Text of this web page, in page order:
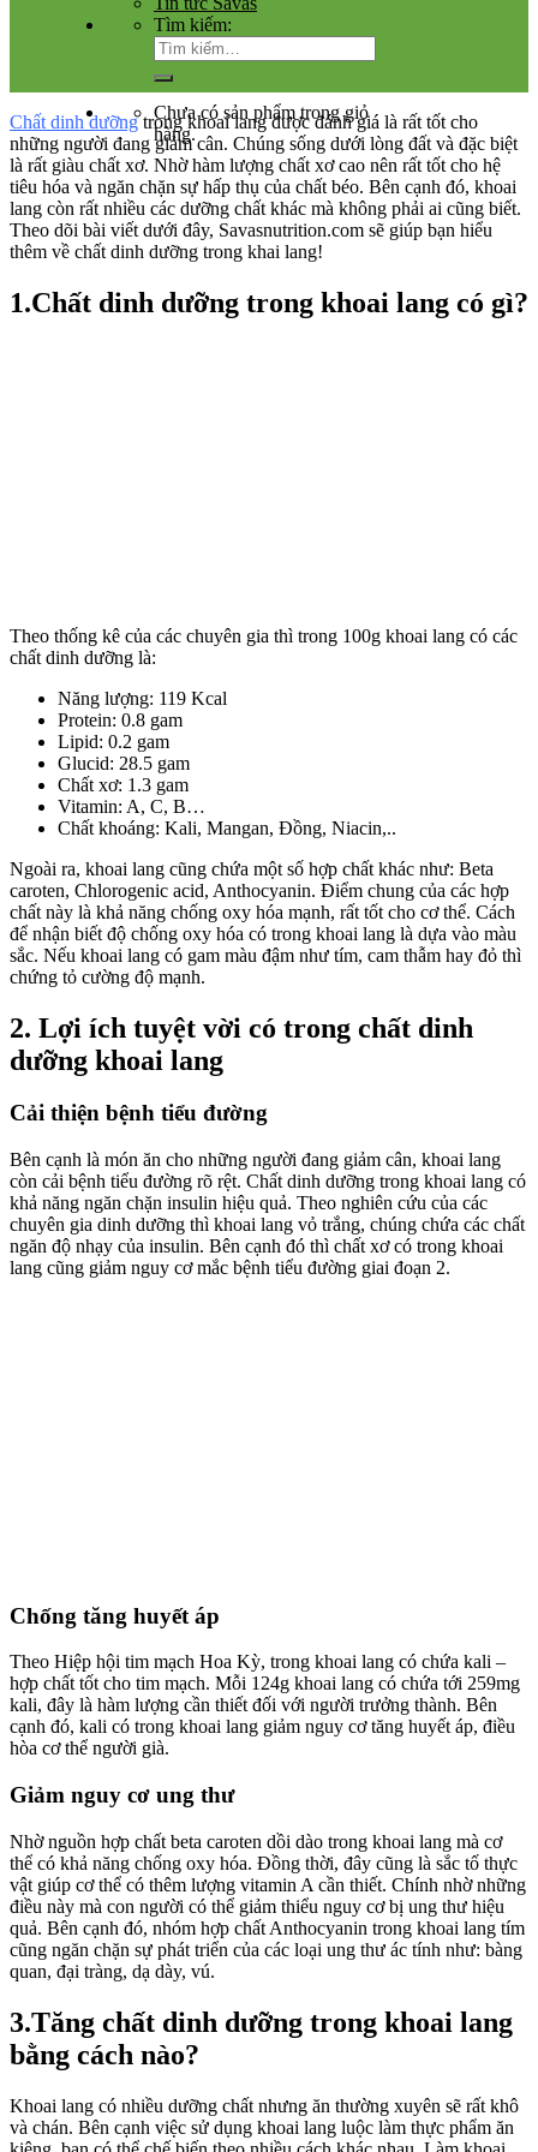
Tìm kiếm:
Chưa có sản phẩm trong giỏ
hàng.
Chất dinh dưỡngtrong khoai lang được đánh giá là rất tốt cho
những người đang giảm cân. Chúng sống dưới lòng đất và đặc biệt
là rất giàu chất xơ. Nhờ hàm lượng chất xơ cao nên rất tốt cho hệ
tiêu hóa và ngăn chặn sự hấp thụ của chất béo. Bên cạnh đó, khoai
lang còn rất nhiều các dưỡng chất khác mà không phải ai cũng biết.
Theo dõi bài viết dưới đây, Savasnutrition.com sẽ giúp bạn hiểu
thêm về chất dinh dưỡng trong khai lang!
1.Chất dinh dưỡng trong khoai lang có gì?
Theo thống kê của các chuyên gia thì trong 100g khoai lang có các
chất dinh dưỡng là:
Năng lượng: 119 Kcal
Protein: 0.8 gam
Lipid: 0.2 gam
Glucid: 28.5 gam
Chất xơ: 1.3 gam
Vitamin: A, C, B…
Chất khoáng: Kali, Mangan, Đồng, Niacin,..
Ngoài ra, khoai lang cũng chứa một số hợp chất khác như: Beta
caroten, Chlorogenic acid, Anthocyanin. Điểm chung của các hợp
chất này là khả năng chống oxy hóa mạnh, rất tốt cho cơ thể. Cách
để nhận biết độ chống oxy hóa có trong khoai lang là dựa vào màu
sắc. Nếu khoai lang có gam màu đậm như tím, cam thẫm hay đỏ thì
chứng tỏ cường độ mạnh.
2. Lợi ích tuyệt vời có trong chất dinh
dưỡng khoai lang
Cải thiện bệnh tiểu đường
Bên cạnh là món ăn cho những người đang giảm cân, khoai lang
còn cải bệnh tiểu đường rõ rệt. Chất dinh dưỡng trong khoai lang có
khả năng ngăn chặn insulin hiệu quả. Theo nghiên cứu của các
chuyên gia dinh dưỡng thì khoai lang vỏ trắng, chúng chứa các chất
ngăn độ nhạy của insulin. Bên cạnh đó thì chất xơ có trong khoai
lang cũng giảm nguy cơ mắc bệnh tiểu đường giai đoạn 2.
Chống tăng huyết áp
Theo Hiệp hội tim mạch Hoa Kỳ, trong khoai lang có chứa kali –
hợp chất tốt cho tim mạch. Mỗi 124g khoai lang có chứa tới 259mg
kali, đây là hàm lượng cần thiết đối với người trưởng thành. Bên
cạnh đó, kali có trong khoai lang giảm nguy cơ tăng huyết áp, điều
hòa cơ thể người già.
Giảm nguy cơ ung thư
Nhờ nguồn hợp chất beta caroten dồi dào trong khoai lang mà cơ
thể có khả năng chống oxy hóa. Đồng thời, đây cũng là sắc tố thực
vật giúp cơ thể có thêm lượng vitamin A cần thiết. Chính nhờ những
điều này mà con người có thể giảm thiểu nguy cơ bị ung thư hiệu
quả. Bên cạnh đó, nhóm hợp chất Anthocyanin trong khoai lang tím
cũng ngăn chặn sự phát triển của các loại ung thư ác tính như: bàng
quan, đại tràng, dạ dày, vú.
3.Tăng chất dinh dưỡng trong khoai lang
bằng cách nào?
Khoai lang có nhiều dưỡng chất nhưng ăn thường xuyên sẽ rất khô
và chán. Bên cạnh việc sử dụng khoai lang luộc làm thực phẩm ăn